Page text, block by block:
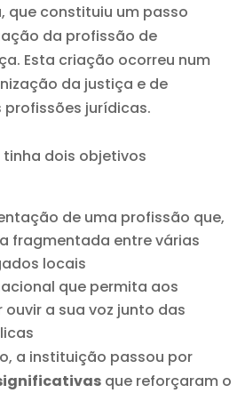
que constituiu um passo
da profissão de
Esta criação ocorreu num
da justiça e de
jurídicas.
tinha dois objetivos
de uma profissão que,
fragmentada entre várias
locais
que permita aos
a sua voz junto das
a instituição passou por
que reforçaram o